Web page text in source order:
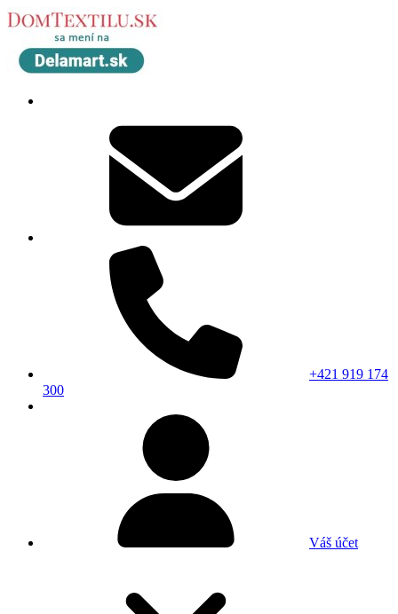
+421 919 174
300
Váš účet